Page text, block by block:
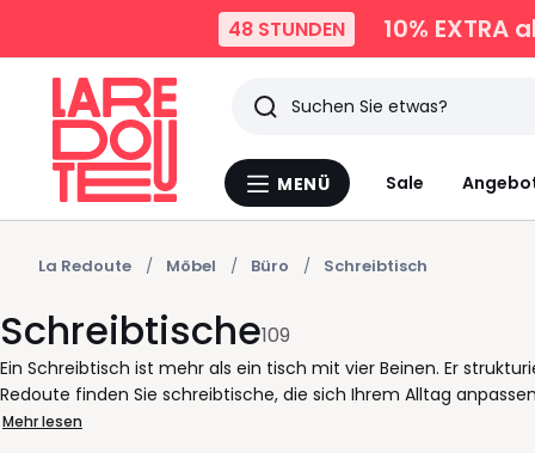
48 STUNDEN 10% EXTRA
Menü
MENÜ Sale
Suchen
Zuletzt
angesehen
Artikel
La Redoute Möbel Büro Schreibtisch
Schreibtische109
Ein Schreibtisch ist mehr als ein tisch mit vier Beinen. Er
Redoute finden Sie schreibtische, die sich Ihrem Alltag
Leben. Ob kompakter computertisch für konzentriertes
Mehr lesen